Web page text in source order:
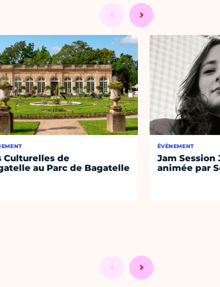
Culturelles de
au Parc de Bagatelle
ÉVÈNEMENT
Jam Session
animée par